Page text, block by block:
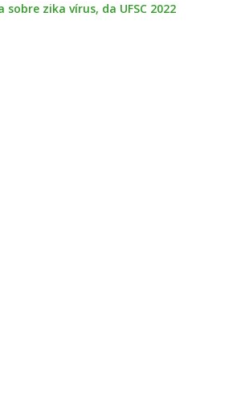
zika vírus, da UFSC 2022